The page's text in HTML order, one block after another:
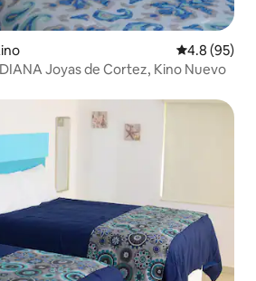
Calificación
4.8 (95)
Joyas de Cortez, Kino Nuevo